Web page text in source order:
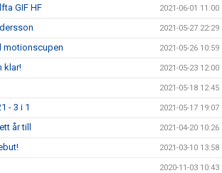
GIF HF 2021-06-01 11:00
2021-05-27 22:29
motionscupen 2021-05-26 10:59
klar! 2021-05-23 12:00
2021-05-18 12:45
- 3 i 1 2021-05-17 19:07
år till 2021-04-20 10:26
2021-03-10 13:58
2020-11-03 10:43